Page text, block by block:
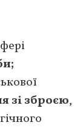
зі зброєю,